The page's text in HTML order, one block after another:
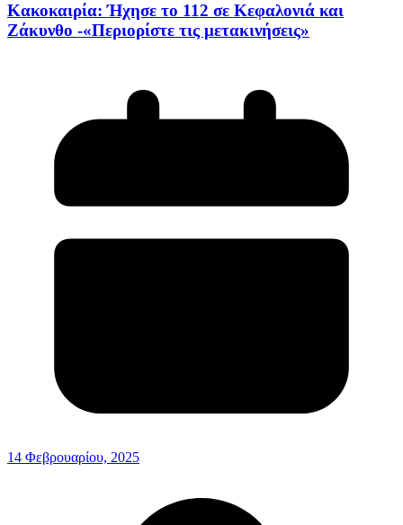
Κακοκαιρία: Ήχησε το 112 σε Κεφαλονιά και
Ζάκυνθο -«Περιορίστε τις μετακινήσεις»
14 Φεβρουαρίου, 2025